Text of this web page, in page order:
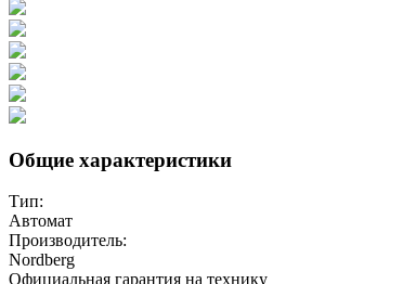
Общие характеристики
Тип:
Автомат
Производитель:
Nordberg
Официальная гарантия на технику